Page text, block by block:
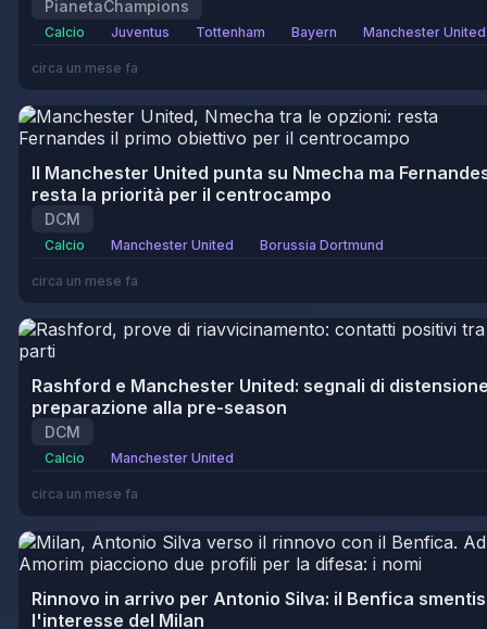
PianetaChampions
Calcio Juventus Tottenham Bayern Manchester United
circa un mese fa
Il Manchester United punta su Nmecha ma
resta la priorità per il centrocampo
DCM
Calcio Manchester United Borussia Dortmund
circa un mese fa
Rashford e Manchester United: segnali di
preparazione alla pre-season
DCM
Calcio Manchester United
circa un mese fa
Rinnovo in arrivo per Antonio Silva: il Benfica
l'interesse del Milan